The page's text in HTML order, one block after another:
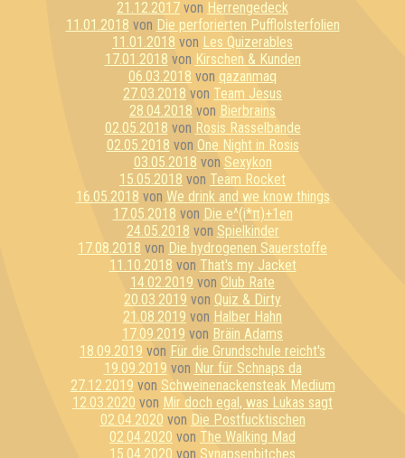
21.12.2017 von Herrengedeck
11.01.2018 von Die perforierten Pufflolsterfolien
11.01.2018 von Les Quizerables
17.01.2018 von Kirschen & Kunden
06.03.2018 von qazanmaq
27.03.2018 von Team Jesus
28.04.2018 von Bierbrains
02.05.2018 von Rosis Rasselbande
02.05.2018 von One Night in Rosis
03.05.2018 von Sexykon
15.05.2018 von Team Rocket
16.05.2018 von We drink and we know things
17.05.2018 von Die e^(i*π)+1en
24.05.2018 von Spielkinder
17.08.2018 von Die hydrogenen Sauerstoffe
11.10.2018 von That's my Jacket
14.02.2019 von Club Rate
20.03.2019 von Quiz & Dirty
21.08.2019 von Halber Hahn
17.09.2019 von Bräin Adams
18.09.2019 von Für die Grundschule reicht's
19.09.2019 von Nur für Schnaps da
27.12.2019 von Schweinenackensteak Medium
12.03.2020 von Mir doch egal, was Lukas sagt
02.04.2020 von Die Postfucktischen
02.04.2020 von The Walking Mad
15.04.2020 von Synapsenbitches